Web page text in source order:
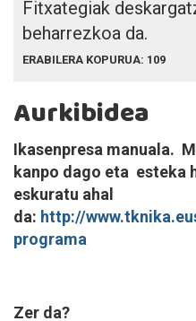
Fitxategiak
beharrezkoa da.
ERABILERA KOPURUA: 109
Aurkibidea
Ikasenpresa manuala.
kanpo dago eta esteka
eskuratu ahal
da: http://
programa
Zer da?